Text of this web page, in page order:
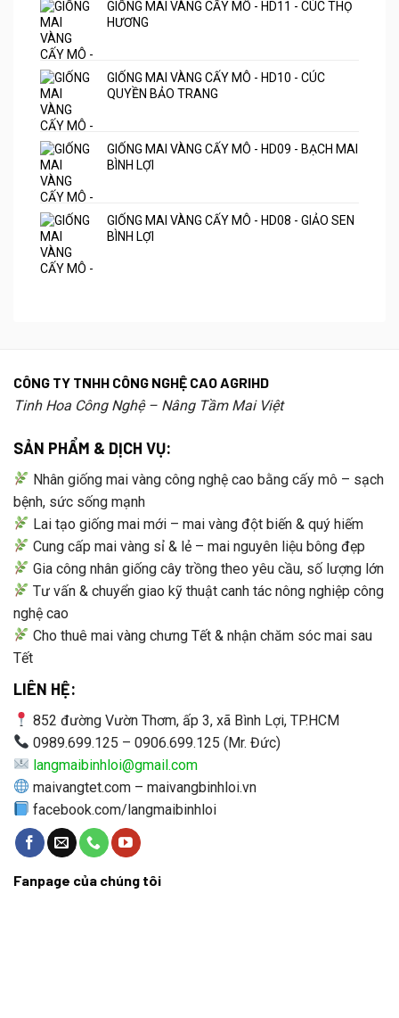
GIỐNG MAI VÀNG CẤY MÔ - HD11 - CÚC THỌ
HƯƠNG
GIỐNG MAI VÀNG CẤY MÔ - HD10 - CÚC
QUYỀN BẢO TRANG
GIỐNG MAI VÀNG CẤY MÔ - HD09 - BẠCH MAI
BÌNH LỢI
GIỐNG MAI VÀNG CẤY MÔ - HD08 - GIẢO SEN
BÌNH LỢI
CÔNG TY TNHH CÔNG NGHỆ CAO AGRIHD
Tinh Hoa Công Nghệ – Nâng Tầm Mai Việt
SẢN PHẨM & DỊCH VỤ:
Nhân giống mai vàng công nghệ cao bằng cấy mô – sạch
bệnh, sức sống mạnh
Lai tạo giống mai mới – mai vàng đột biến & quý hiếm
Cung cấp mai vàng sỉ & lẻ – mai nguyên liệu bông đẹp
Gia công nhân giống cây trồng theo yêu cầu, số lượng lớn
Tư vấn & chuyển giao kỹ thuật canh tác nông nghiệp công
nghệ cao
Cho thuê mai vàng chưng Tết & nhận chăm sóc mai sau
Tết
LIÊN HỆ:
852 đường Vườn Thơm, ấp 3, xã Bình Lợi, TP.HCM
0989.699.125 – 0906.699.125 (Mr. Đức)
langmaibinhloi@gmail.com
maivangtet.com – maivangbinhloi.vn
facebook.com/langmaibinhloi
Fanpage của chúng tôi